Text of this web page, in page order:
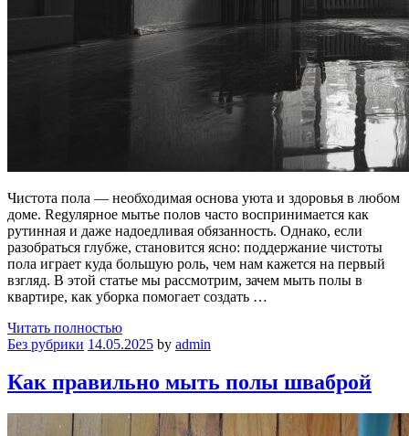
Чистота пола — необходимая основа уюта и здоровья в любом
доме. Regулярное мытье полов часто воспринимается как
рутинная и даже надоедливая обязанность. Однако, если
разобраться глубже, становится ясно: поддержание чистоты
пола играет куда большую роль, чем нам кажется на первый
взгляд. В этой статье мы рассмотрим, зачем мыть полы в
квартире, как уборка помогает создать …
Читать полностью
Без рубрики 14.05.2025 by admin
Как правильно мыть полы шваброй